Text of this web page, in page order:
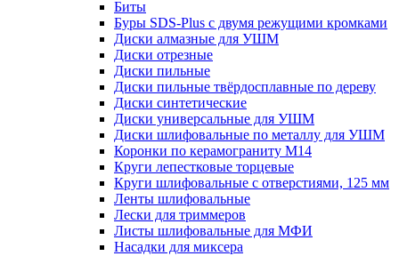
Биты
Буры SDS-Plus c двумя режущими кромками
Диски алмазные для УШМ
Диски отрезные
Диски пильные
Диски пильные твёрдосплавные по дереву
Диски синтетические
Диски универсальные для УШМ
Диски шлифовальные по металлу для УШМ
Коронки по керамограниту M14
Круги лепестковые торцевые
Круги шлифовальные с отверстиями, 125 мм
Ленты шлифовальные
Лески для триммеров
Листы шлифовальные для МФИ
Насадки для миксера